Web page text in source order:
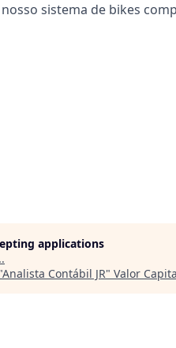
sistema de bikes
applications
.
Analista Contábil JR" Valor